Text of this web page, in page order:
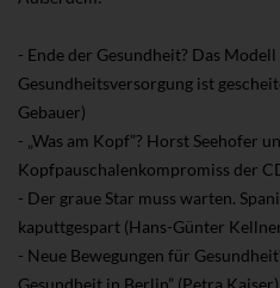
- Ende der Gesundheit? Das
Gesundheitsversorgung ist
Gebauer)
- „Was am Kopf”? Horst Seehofer
Kopfpauschalenkompromiss der
- Der graue Star muss warten.
kaputtgespart (Hans-Günter
- Neue Bewegungen für
Gesundheit in Berlin” (Petra Kaiser)